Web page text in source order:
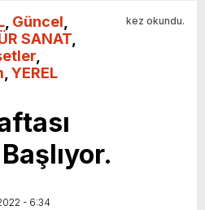
Güncel
SANAT
YEREL
kez okundu.
- 6:34